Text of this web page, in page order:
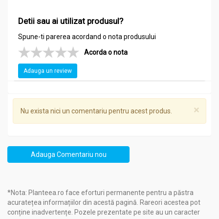
Detii sau ai utilizat produsul?
Spune-ti parerea acordand o nota produsului
Acorda o nota
Adauga un review
×
Nu exista nici un comentariu pentru acest produs.
Adauga Comentariu nou
*Nota: Planteea.ro face eforturi permanente pentru a păstra
acuratețea informațiilor din acestă pagină. Rareori acestea pot
conține inadvertențe. Pozele prezentate pe site au un caracter